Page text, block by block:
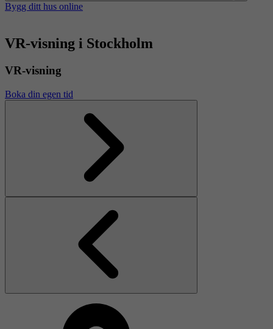
Bygg ditt hus online
VR-visning i Stockholm
VR-visning
Boka din egen tid